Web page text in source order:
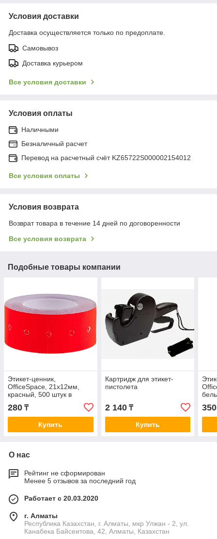
Условия доставки
Доставка осуществляется только по предоплате.
Самовывоз
Доставка курьером
Все условия доставки
Условия оплаты
Наличными
Безналичный расчет
Перевод на расчетный счёт KZ65722S000002154012
Все условия оплаты
Условия возврата
Возврат товара в течение 14 дней по договоренности
Все условия возврата
Подобные товары компании
Этикет-ценник,
OfficeSpace, 21х12мм,
красный, 500 штук в
руллоне
280 ₸
Купить
Картридж для этикет-
пистолета
2 140₸
Купить
350
О нас
Рейтинг не сформирован
Менее 5 отзывов за последний год
Работает с 20.03.2020
г. Алматы
Республика Казахстан, г. Алматы, мкр Улжан - 2, ул.
Канабека Байсеитова, 42, Алматы, Казахстан